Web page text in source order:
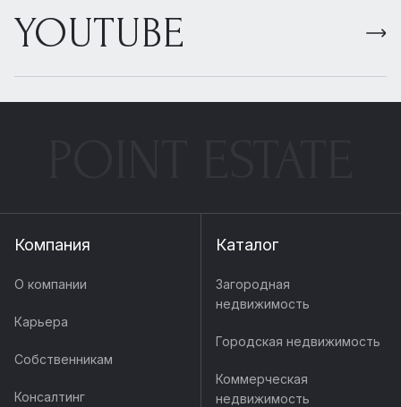
YOUTUBE
Компания
О компании
Карьера
Собственникам
Консалтинг
Каталог
Загородная
недвижимость
Городская недвижимость
Коммерческая
недвижимость